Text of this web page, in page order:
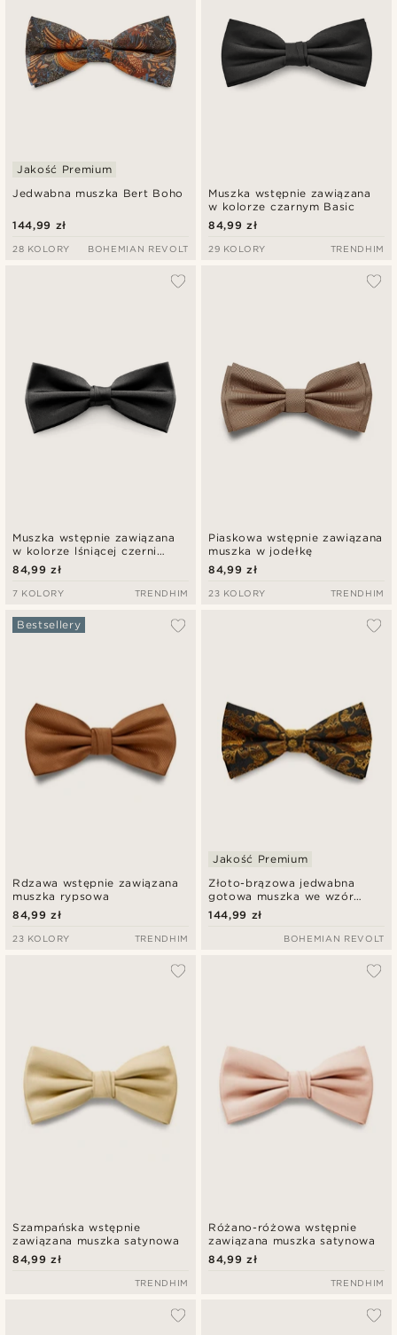
Jedwabna muszka Bert Boho
Jakość Premium
144,99 zł
28 KOLORY BOHEMIAN REVOLT
Muszka wstępnie zawiązana
w kolorze czarnym Basic
84,99 zł
29 KOLORY TRENDHIM
Muszka wstępnie zawiązana
w kolorze lśniącej czerni
Basic
84,99 zł
7 KOLORY TRENDHIM
Piaskowa wstępnie zawiązana
muszka w jodełkę
84,99 zł
23 KOLORY TRENDHIM
Rdzawa wstępnie zawiązana
muszka rypsowa
Bestsellery
84,99 zł
23 KOLORY TRENDHIM
Złoto-brązowa jedwabna
gotowa muszka we wzór
paisley
Jakość Premium
144,99 zł
BOHEMIAN REVOLT
Szampańska wstępnie
zawiązana muszka satynowa
84,99 zł
TRENDHIM
Różano-różowa wstępnie
zawiązana muszka satynowa
84,99 zł
TRENDHIM